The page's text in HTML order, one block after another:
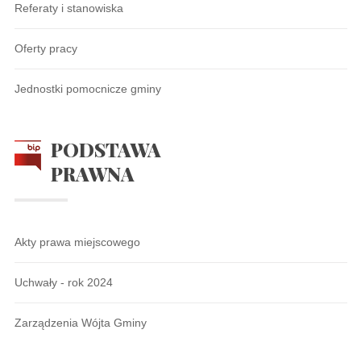
Referaty i stanowiska
Oferty pracy
Jednostki pomocnicze gminy
PODSTAWA
PRAWNA
Akty prawa miejscowego
Uchwały - rok 2024
Zarządzenia Wójta Gminy